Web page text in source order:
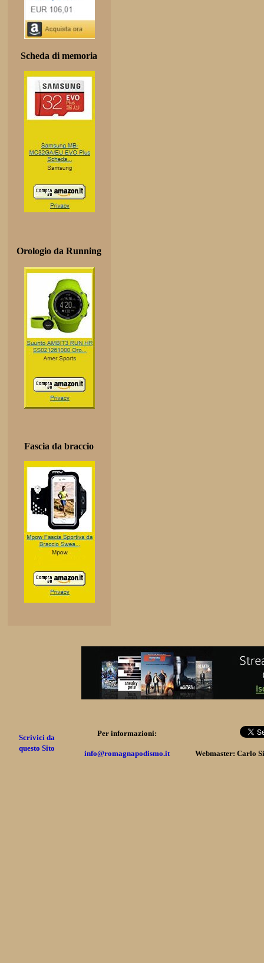
Scheda di memoria
Orologio da Running
Fascia da braccio
Scrivici da
questo Sito
Per informazioni:
info@romagnapodismo.it Webmaster: Carlo